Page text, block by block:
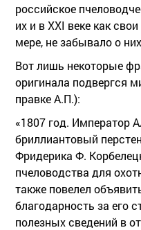
российское
их и в XXI веке как
мере, не забывало о
Вот лишь некоторые
оригинала подвергся
правке А.П.):
«1807 год. Император
бриллиантовый
Фридерика Ф.
пчеловодства для
также повелел
благодарность за его
полезных сведений в